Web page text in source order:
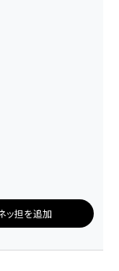
ッ担を追加